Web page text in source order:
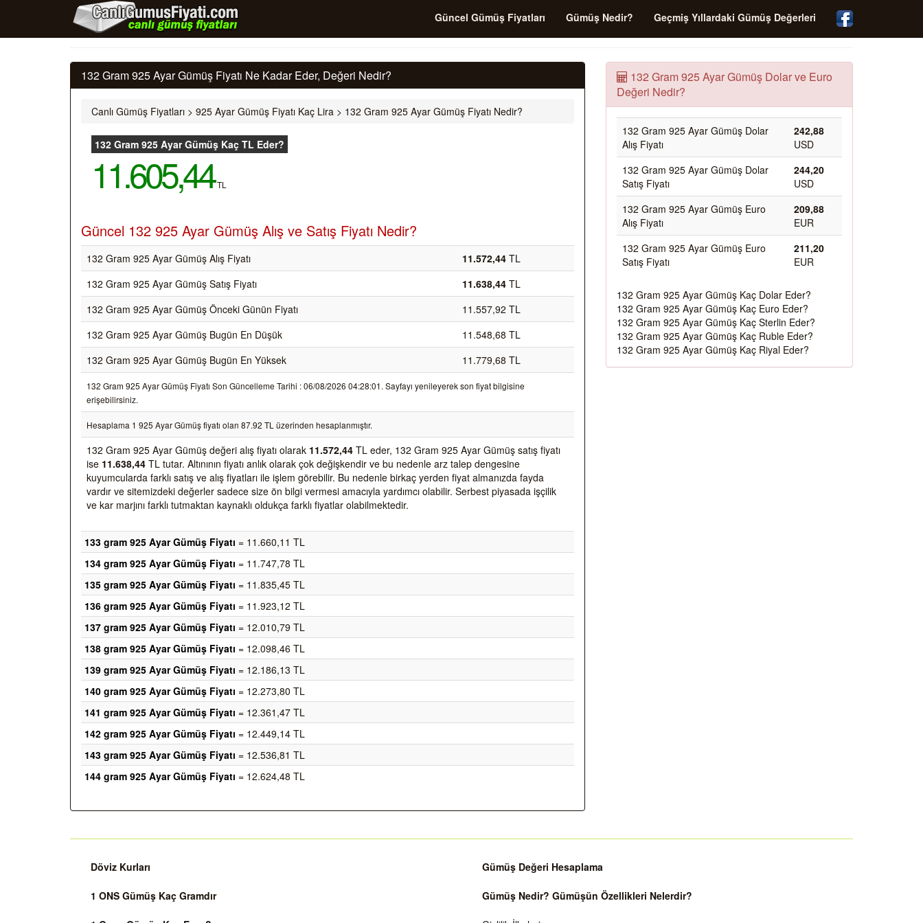
Güncel Gümüş Fiyatları Gümüş Nedir? Geçmiş Yıllardaki Gümüş Değerleri
132 Gram 925 Ayar Gümüş Fiyatı Ne Kadar Eder, Değeri Nedir?
Canlı Gümüş Fiyatları > 925 Ayar Gümüş Fiyatı Kaç Lira > 132 Gram 925 Ayar Gümüş Fiyatı Nedir?
132 Gram 925 Ayar Gümüş Kaç TL Eder?
11.605,44 TL
Güncel 132 925 Ayar Gümüş Alış ve Satış Fiyatı Nedir?
132 Gram 925 Ayar Gümüş Alış Fiyatı 11.572,44 TL
132 Gram 925 Ayar Gümüş Satış Fiyatı
11.638,44 TL
132 Gram 925 Ayar Gümüş Önceki Günün Fiyatı
11.557,92 TL
132 Gram 925 Ayar Gümüş Bugün En Düşük
11.548,68 TL
132 Gram 925 Ayar Gümüş Bugün En Yüksek
11.779,68 TL
132 Gram 925 Ayar Gümüş Fiyatı Son Güncelleme Tarihi : 06/08/2026 04:28:01. Sayfayı yenileyerek son fiyat bilgisine
erişebilirsiniz.
Hesaplama 1 925 Ayar Gümüş fiyatı olan 87.92 TL üzerinden hesaplanmıştır.
132 Gram 925 Ayar Gümüş değeri alış fiyatı olarak 11.572,44 TL eder, 132 Gram 925 Ayar Gümüş satış fiyatı
ise 11.638,44 TL tutar. Altınının fiyatı anlık olarak çok değişkendir ve bu nedenle arz talep dengesine
kuyumcularda farklı satış ve alış fiyatları ile işlem görebilir. Bu nedenle birkaç yerden fiyat almanızda fayda
vardır ve sitemizdeki değerler sadece size ön bilgi vermesi amacıyla yardımcı olabilir. Serbest piyasada işçilik
ve kar marjını farklı tutmaktan kaynaklı oldukça farklı fiyatlar olabilmektedir.
133 gram 925 Ayar Gümüş Fiyatı = 11.660,11 TL
134 gram 925 Ayar Gümüş Fiyatı = 11.747,78 TL
135 gram 925 Ayar Gümüş Fiyatı = 11.835,45 TL
136 gram 925 Ayar Gümüş Fiyatı = 11.923,12 TL
137 gram 925 Ayar Gümüş Fiyatı = 12.010,79 TL
138 gram 925 Ayar Gümüş Fiyatı = 12.098,46 TL
139 gram 925 Ayar Gümüş Fiyatı = 12.186,13 TL
140 gram 925 Ayar Gümüş Fiyatı = 12.273,80 TL
141 gram 925 Ayar Gümüş Fiyatı = 12.361,47 TL
142 gram 925 Ayar Gümüş Fiyatı = 12.449,14 TL
143 gram 925 Ayar Gümüş Fiyatı = 12.536,81 TL
144 gram 925 Ayar Gümüş Fiyatı = 12.624,48 TL
132 Gram 925 Ayar Gümüş Dolar ve Euro
Değeri Nedir?
132 Gram 925 Ayar Gümüş Dolar
Alış Fiyatı
242,88
USD
132 Gram 925 Ayar Gümüş Dolar
Satış Fiyatı
244,20
USD
132 Gram 925 Ayar Gümüş Euro
Alış Fiyatı
209,88
EUR
132 Gram 925 Ayar Gümüş Euro
Satış Fiyatı
211,20
EUR
132 Gram 925 Ayar Gümüş Kaç Dolar Eder?
132 Gram 925 Ayar Gümüş Kaç Euro Eder?
132 Gram 925 Ayar Gümüş Kaç Sterlin Eder?
132 Gram 925 Ayar Gümüş Kaç Ruble Eder?
132 Gram 925 Ayar Gümüş Kaç Riyal Eder?
Döviz Kurları
1 ONS Gümüş Kaç Gramdır
Gümüş Değeri Hesaplama
Gümüş Nedir? Gümüşün Özellikleri Nelerdir?